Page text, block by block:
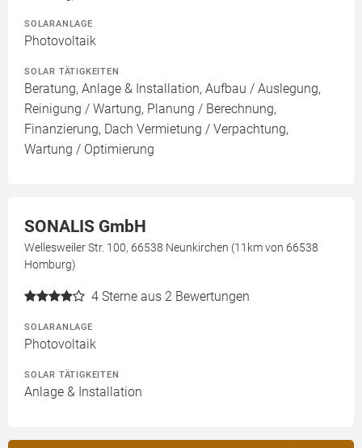
SOLARANLAGE
Photovoltaik
SOLAR TÄTIGKEITEN
Beratung, Anlage & Installation, Aufbau / Auslegung,
Reinigung / Wartung, Planung / Berechnung,
Finanzierung, Dach Vermietung / Verpachtung,
Wartung / Optimierung
SONALIS GmbH
Wellesweiler Str. 100, 66538 Neunkirchen (11km von 66538
Homburg)
4 Sterne aus 2 Bewertungen
SOLARANLAGE
Photovoltaik
SOLAR TÄTIGKEITEN
Anlage & Installation